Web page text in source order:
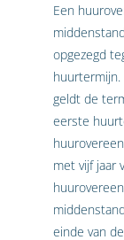
Een
opgezegd
geldt de
eerste
met vijf jaar
einde van